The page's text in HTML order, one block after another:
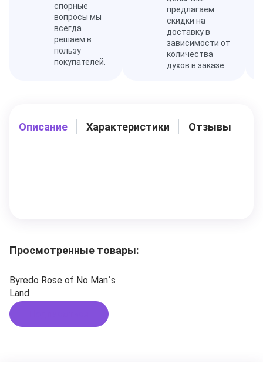
спорные
вопросы мы
всегда
решаем в
пользу
покупателей.
предлагаем
скидки на
доставку в
зависимости от
количества
духов в заказе.
Описание Характеристики Отзывы
Просмотренные товары:
Byredo Rose of No Man`s
Land